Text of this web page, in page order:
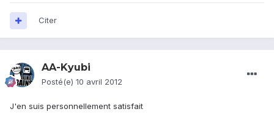
Citer
AA-Kyubi
Posté(e) 10 avril 2012
J'en suis personnellement satisfait